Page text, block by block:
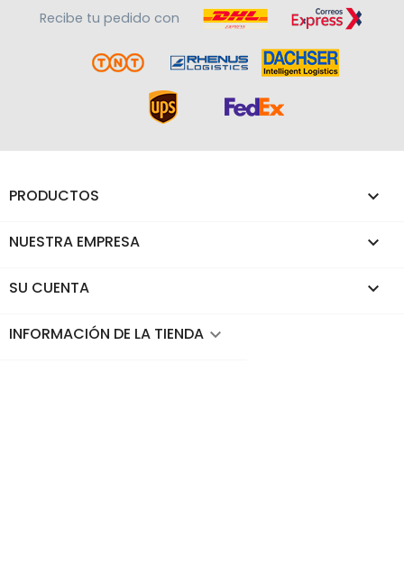
Recibe tu pedido con
PRODUCTOS 
NUESTRA EMPRESA 
SU CUENTA 
INFORMACIÓN DE LA TIENDA keyboard_arrow_down